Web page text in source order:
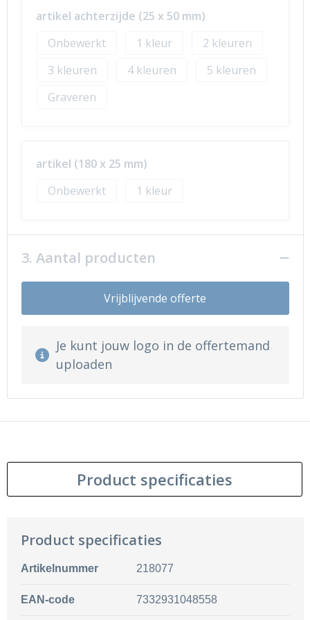
artikel achterzijde (25 x 50 mm)
Onbewerkt
1
2
3
4
5
Graveren
artikel (180 x 25 mm)
Onbewerkt
1
3. Aantal producten
Vrijblijvende offerte
Je kunt jouw logo in de offertemand
uploaden
Product specificaties
Product specificaties
Artikelnummer 218077
EAN-code 7332931048558